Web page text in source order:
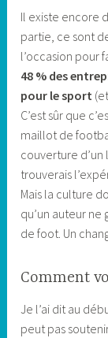
Il existe encore
partie, ce sont
l’occasion pour
48 % des
pour le sport
C’est sûr que
maillot de
couverture d’un
trouverais
Mais la culture
qu’un auteur ne
de foot. Un
Comment
Je l’ai dit au
peut pas